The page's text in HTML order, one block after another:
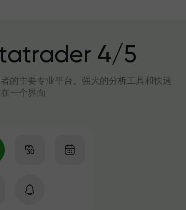
4/5
的主要专业平台。强大的分析工具和快速
一个界面